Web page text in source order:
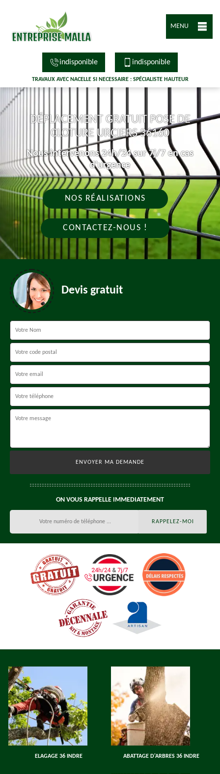
MENU
indisponible indisponible
TRAVAUX AVEC NACELLE SI NECESSAIRE : SPÉCIALISTE HAUTEUR
DÉPLACEMENT GRATUIT POSE DE
CLOTURE URCIERS 36160
Nous intervenons 24h/24 sur 7j/7 en cas
d'urgence
NOS RÉALISATIONS
CONTACTEZ-NOUS !
Devis gratuit
ON VOUS RAPPELLE IMMEDIATEMENT
ELAGAGE 36 INDRE ABATTAGE D'ARBRES 36 INDRE